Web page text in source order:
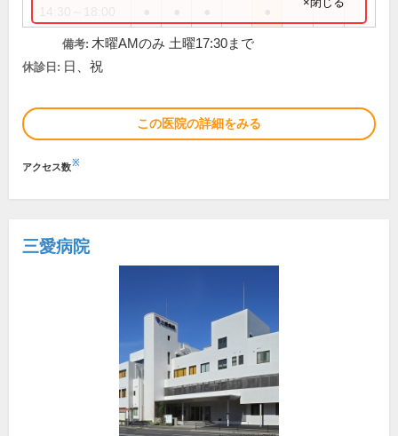
備考: 木曜AMのみ 土曜17:30まで
休診日: 日、祝
この医院の詳細をみる
アクセス数※
三愛病院